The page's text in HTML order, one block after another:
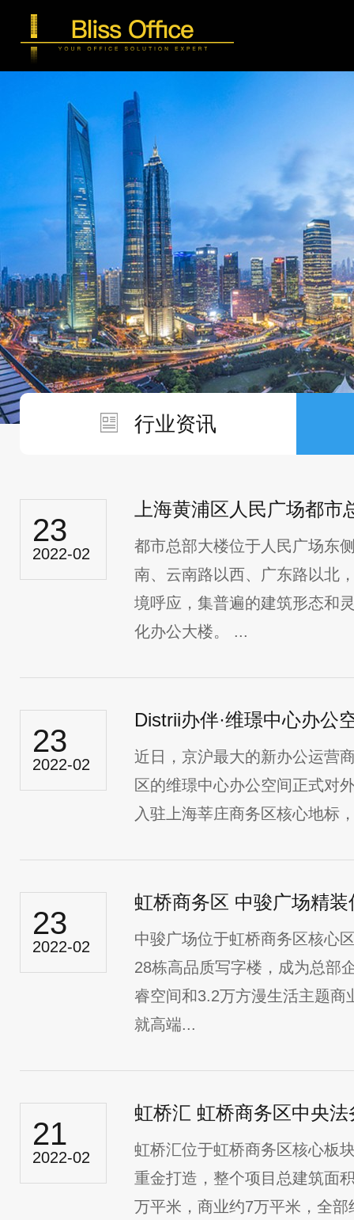
行业资讯
23
2022-02
上海黄浦区人民广场都
都市总部大楼位于人民广场东
南、云南路以西、广东路以北
境呼应，集普遍的建筑形态和
化办公大楼。 ...
23
2022-02
近日，京沪最大的新办公运营
区的维璟中心办公空间正式对
入驻上海莘庄商务区核心地标
23
2022-02
虹桥商务区 中骏广场精
中骏广场位于虹桥商务区核心
28栋高品质写字楼，成为总部
睿空间和3.2万方漫生活主题
就高端...
21
2022-02
虹桥汇 虹桥商务区中央
虹桥汇位于虹桥商务区核心板
重金打造，整个项目总建筑面
万平米，商业约7万平米，全